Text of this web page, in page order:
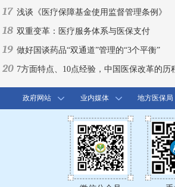
17 浅谈《医疗保障基金使用监督管理条例》
18 双重变革：医疗服务体系与医保支付
19 做好国谈药品“双通道”管理的“3个平衡”
20 7方面特点、10点经验，中国医保改革的历程
政府网站 业内媒体 地方医保局